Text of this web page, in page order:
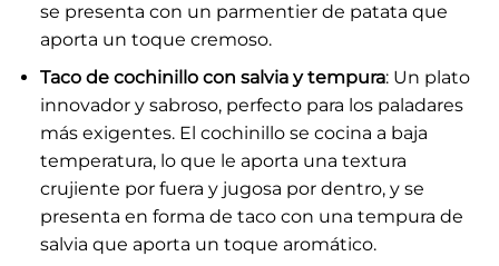
se presenta con un parmentier de patata que
aporta un toque cremoso.
Taco de cochinillo con salvia y tempura: Un plato
innovador y sabroso, perfecto para los paladares
más exigentes. El cochinillo se cocina a baja
temperatura, lo que le aporta una textura
crujiente por fuera y jugosa por dentro, y se
presenta en forma de taco con una tempura de
salvia que aporta un toque aromático.